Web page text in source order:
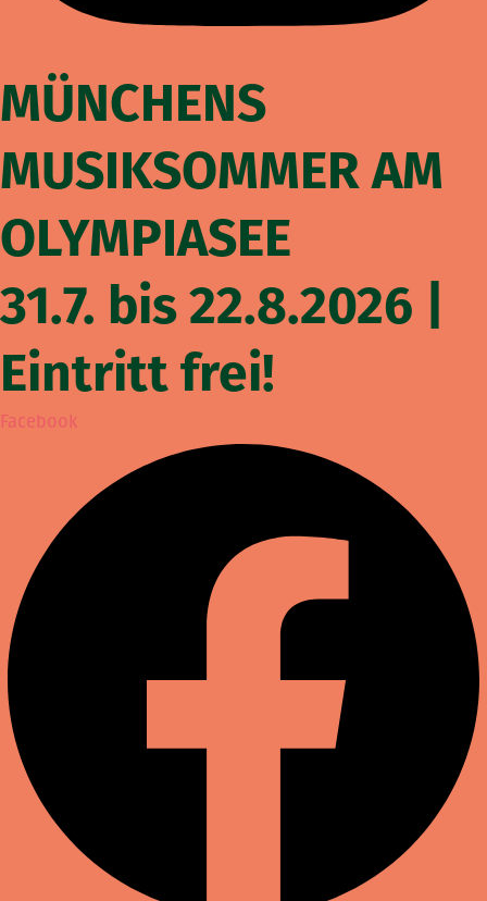
MÜNCHENS
MUSIKSOMMER AM
OLYMPIASEE
31.7. bis 22.8.2026 |
Eintritt frei!
Facebook